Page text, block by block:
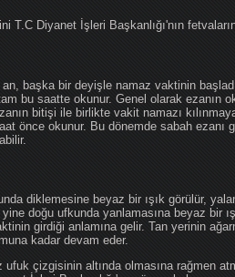
T.C Diyanet İşleri Başkanlığı'nın
başka bir deyişle namaz vaktinin
bu saatte okunur. Genel olarak ezanın
bitişi ile birlikte vakit namazı
önce okunur. Bu dönemde sabah ezanı
diklemesine beyaz bir ışık görülür,
doğu ufkunda yanlamasına beyaz bir
girdiği anlamına gelir. Tan yerinin
kadar devam eder.
çizgisinin altında olmasına rağmen